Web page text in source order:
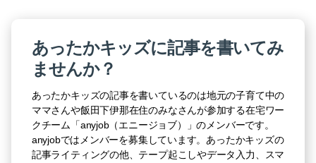
あったかキッズに記事を書いてみ
ませんか？
あったかキッズの記事を書いているのは地元の子育て中の
ママさんや飯田下伊那在住のみなさんが参加する在宅ワー
クチーム「anyjob（エニージョブ）」のメンバーです。
anyjobではメンバーを募集しています。あったかキッズの
記事ライティングの他、テープ起こしやデータ入力、スマ